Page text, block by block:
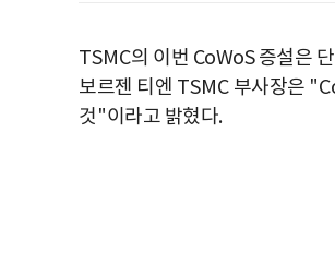
TSMC의 이번 CoWoS 증설은
보르젠 티엔 TSMC 부사장은 "
것"이라고 밝혔다.